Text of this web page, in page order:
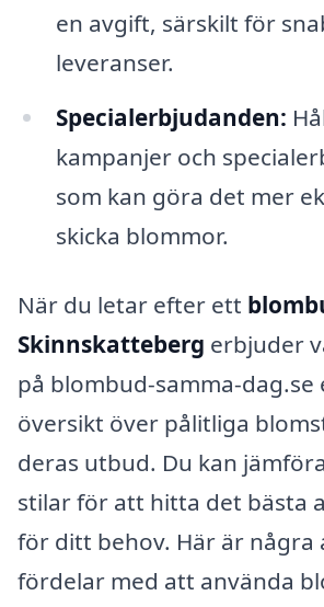
en avgift, särskilt för
leveranser.
Specialerbjudanden:
kampanjer och
som kan göra det mer
skicka blommor.
När du letar efter ett
Skinnskatteberg erbjuder
på blombud-samma-dag.se
översikt över pålitliga
deras utbud. Du kan
stilar för att hitta det bästa
för ditt behov. Här är några
fördelar med att använda